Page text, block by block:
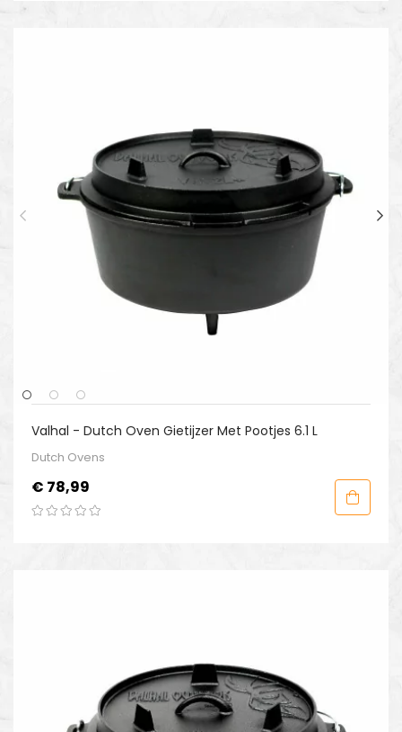
Valhal - Dutch Oven Gietijzer Met Pootjes 6.1 L
Dutch Ovens
Prijs
€ 78,99